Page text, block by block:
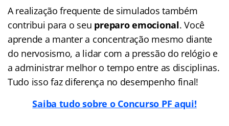
A realização frequente de simulados também
contribui para o seu preparo emocional. Você
aprende a manter a concentração mesmo diante
do nervosismo, a lidar com a pressão do relógio e
a administrar melhor o tempo entre as disciplinas.
Tudo isso faz diferença no desempenho final!
Saiba tudo sobre o Concurso PF aqui!